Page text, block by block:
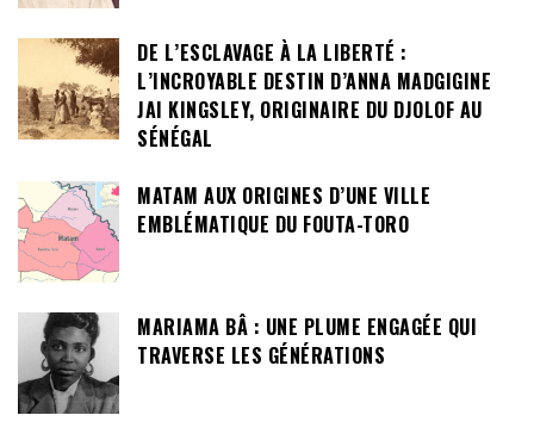
DE L’ESCLAVAGE À LA LIBERTÉ :
L’INCROYABLE DESTIN D’ANNA MADGIGINE
JAI KINGSLEY, ORIGINAIRE DU DJOLOF AU
SÉNÉGAL
MATAM AUX ORIGINES D’UNE VILLE
EMBLÉMATIQUE DU FOUTA-TORO
MARIAMA BÂ : UNE PLUME ENGAGÉE QUI
TRAVERSE LES GÉNÉRATIONS